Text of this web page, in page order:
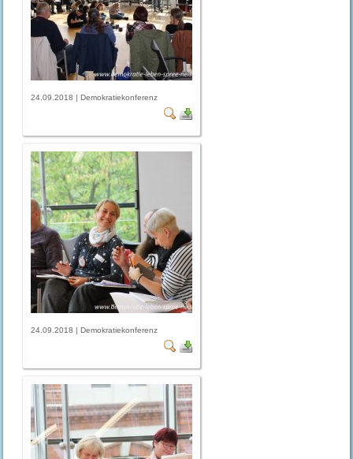
24.09.2018 | Demokratiekonferenz
24.09.2018 | Demokratiekonferenz